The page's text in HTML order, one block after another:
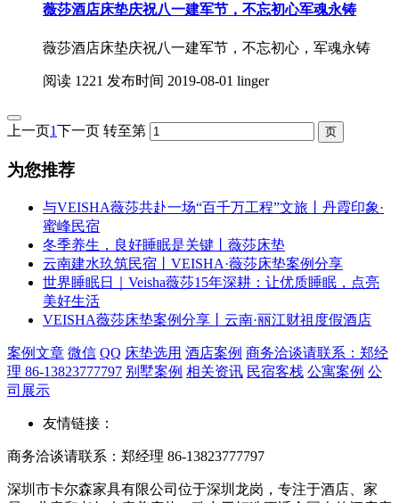
薇莎酒店床垫庆祝八一建军节，不忘初心军魂永铸
薇莎酒店床垫庆祝八一建军节，不忘初心，军魂永铸
阅读 1221 发布时间 2019-08-01 linger
上一页1下一页 转至第
为您推荐
与VEISHA薇莎共赴一场“百千万工程”文旅丨丹霞印象·
蜜峰民宿
冬季养生，良好睡眠是关键丨薇莎床垫
云南建水玖筑民宿丨VEISHA·薇莎床垫案例分享
世界睡眠日｜Veisha薇莎15年深耕：让优质睡眠，点亮
美好生活
VEISHA薇莎床垫案例分享丨云南·丽江财祖度假酒店
案例文章 微信 QQ 床垫选用 酒店案例 商务洽谈请联系：郑经
理 86-13823777797 别墅案例 相关资讯 民宿客栈 公寓案例 公
司展示
友情链接：
商务洽谈请联系：郑经理 86-13823777797
深圳市卡尔森家具有限公司位于深圳龙岗，专注于酒店、家